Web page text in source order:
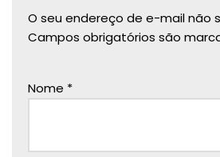
O seu endereço de e-mail não
Campos obrigatórios são
Nome *